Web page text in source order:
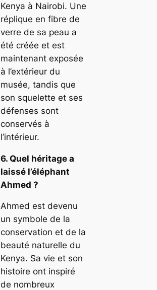
Kenya à Nairobi. Une
réplique en fibre de
verre de sa peau a
été créée et est
maintenant exposée
à l’extérieur du
musée, tandis que
son squelette et ses
défenses sont
conservés à
l’intérieur.
6. Quel héritage a
laissé l’éléphant
Ahmed ?
Ahmed est devenu
un symbole de la
conservation et de la
beauté naturelle du
Kenya. Sa vie et son
histoire ont inspiré
de nombreux